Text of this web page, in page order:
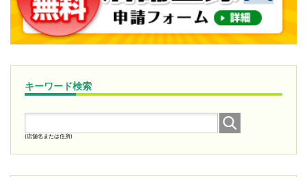
キーワード検索
(店舗名または住所)